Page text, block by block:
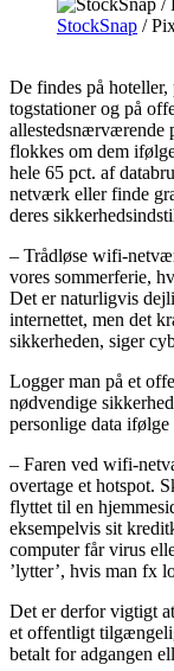
StockSnap /
De findes på hoteller,
togstationer og på
allestedsnærværende
flokkes om dem
hele 65 pct. af
netværk eller finde
deres
– Trådløse wifi-
vores sommerferie,
Det er naturligvis
internettet, men det
sikkerheden, siger
Logger man på et
nødvendige
personlige data
– Faren ved wifi-
overtage et hotspot.
flyttet til en
eksempelvis sit
computer får virus
’lytter’, hvis man fx
Det er derfor vigtigt
et offentligt
betalt for adgangen